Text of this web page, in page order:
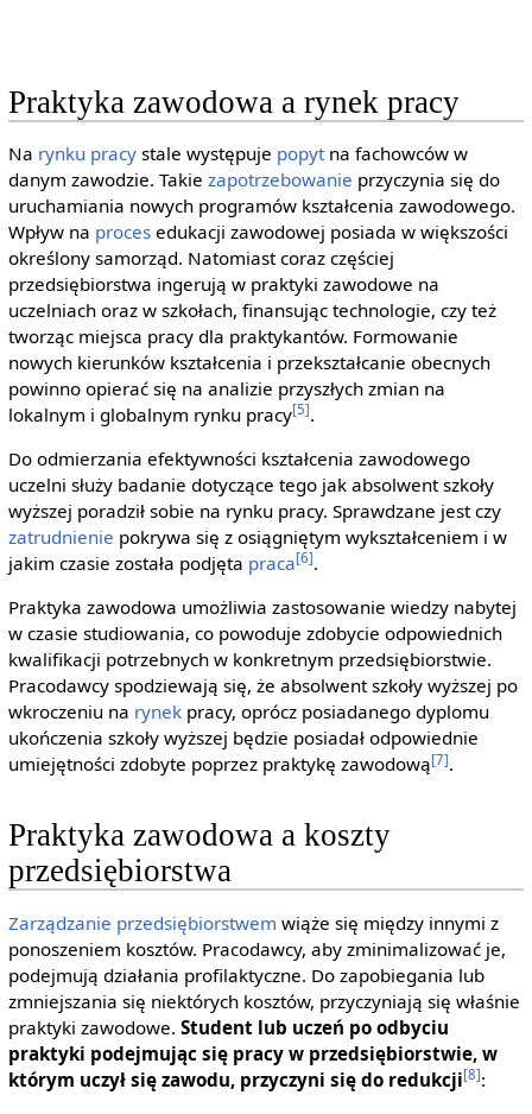
Praktyka zawodowa a rynek pracy
Na rynku pracystale występuje popytna fachowców w
danym zawodzie. Takie zapotrzebowanie przyczynia się do
uruchamiania nowych programów kształcenia zawodowego.
Wpływ na procesedukacji zawodowej posiada w większości
określony samorząd. Natomiast coraz częściej
przedsiębiorstwa ingerują w praktyki zawodowe na
uczelniach oraz w szkołach, finansując technologie, czy też
tworząc miejsca pracy dla praktykantów. Formowanie
nowych kierunków kształcenia i przekształcanie obecnych
powinno opierać się na analizie przyszłych zmian na
lokalnym i globalnym rynku pracy[5].
Do odmierzania efektywności kształcenia zawodowego
uczelni służy badanie dotyczące tego jak absolwent szkoły
wyższej poradził sobie na rynku pracy. Sprawdzane jest czy
zatrudnienie pokrywa się z osiągniętym wykształceniem i w
jakim czasie została podjęta praca[6].
Praktyka zawodowa umożliwia zastosowanie wiedzy nabytej
w czasie studiowania, co powoduje zdobycie odpowiednich
kwalifikacji potrzebnych w konkretnym przedsiębiorstwie.
Pracodawcy spodziewają się, że absolwent szkoły wyższej po
wkroczeniu na rynekpracy, oprócz posiadanego dyplomu
ukończenia szkoły wyższej będzie posiadał odpowiednie
umiejętności zdobyte poprzez praktykę zawodową[7].
Praktyka zawodowa a koszty
przedsiębiorstwa
Zarządzanie przedsiębiorstwem wiąże się między innymi z
ponoszeniem kosztów. Pracodawcy, aby zminimalizować je,
podejmują działania profilaktyczne. Do zapobiegania lub
zmniejszania się niektórych kosztów, przyczyniają się właśnie
praktyki zawodowe. Student lub uczeń po odbyciu
praktyki podejmując się pracy w przedsiębiorstwie, w
którym uczył się zawodu, przyczyni się do redukcji[8]: